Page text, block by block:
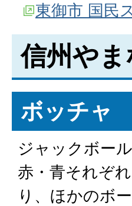
東御市 国民
信州や
ボッチャ
ジャックボー
赤・青それぞ
り、ほかのボ